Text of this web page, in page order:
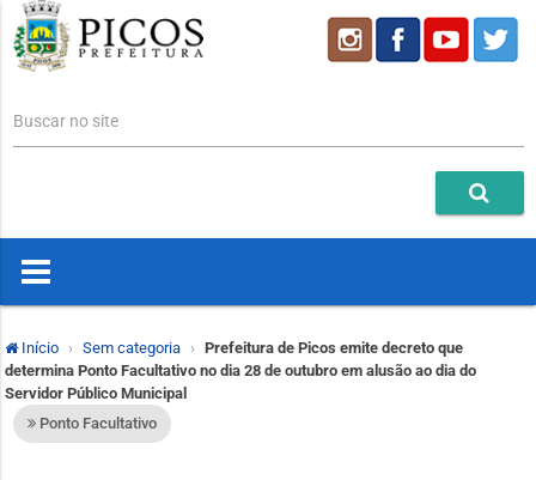
Buscar no site
Início Sem categoria
Prefeitura de Picos emite decreto que
determina Ponto Facultativo no dia 28 de outubro em alusão ao dia do
Servidor Público Municipal
Ponto Facultativo